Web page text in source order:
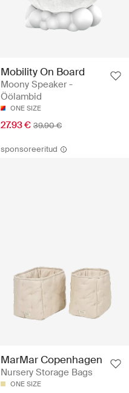
Mobility On Board
Moony Speaker -
Öölambid
ONE SIZE
27.93 € 39.90 €
sponsoreeritud
MarMar Copenhagen
Nursery Storage Bags
ONE SIZE